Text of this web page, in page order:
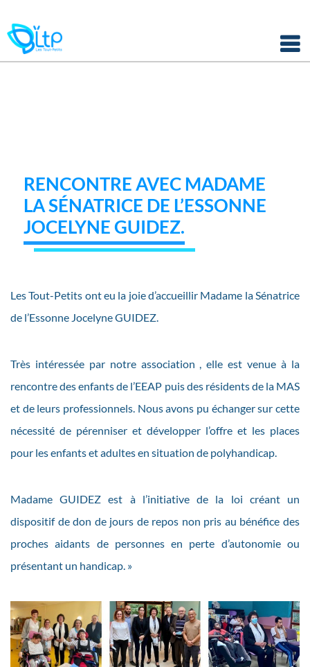
Skip
to
RENCONTRE AVEC MADAME
LA SÉNATRICE DE L’ESSONNE
JOCELYNE GUIDEZ.
Les Tout-Petits ont eu la joie d’accueillir Madame la Sénatrice
de l’Essonne Jocelyne GUIDEZ.
Très intéressée par notre association , elle est venue à la
rencontre des enfants de l’EEAP puis des résidents de la MAS
et de leurs professionnels. Nous avons pu échanger sur cette
nécessité de pérenniser et développer l’offre et les places
pour les enfants et adultes en situation de polyhandicap.
Madame GUIDEZ est à l’initiative de la loi créant un
dispositif de don de jours de repos non pris au bénéfice des
proches aidants de personnes en perte d’autonomie ou
présentant un handicap. »